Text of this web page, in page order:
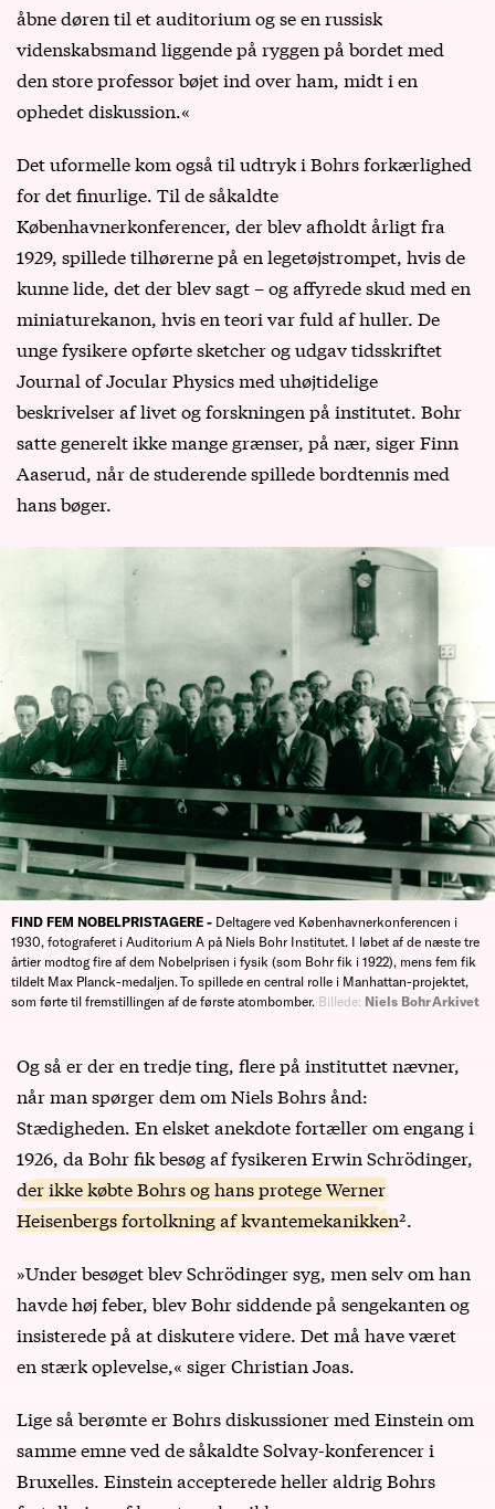
åbne døren til et auditorium og se en russisk
videnskabsmand liggende på ryggen på bordet med
den store professor bøjet ind over ham, midt i en
ophedet diskussion.«
Det uformelle kom også til udtryk i Bohrs forkærlighed
for det finurlige. Til de såkaldte
Københavnerkonferencer, der blev afholdt årligt fra
1929, spillede tilhørerne på en legetøjstrompet, hvis de
kunne lide, det der blev sagt – og affyrede skud med en
miniaturekanon, hvis en teori var fuld af huller. De
unge fysikere opførte sketcher og udgav tidsskriftet
Journal of Jocular Physics med uhøjtidelige
beskrivelser af livet og forskningen på institutet. Bohr
satte generelt ikke mange grænser, på nær, siger Finn
Aaserud, når de studerende spillede bordtennis med
hans bøger.
FIND FEM NOBELPRISTAGERE - Deltagere ved Københavnerkonferencen i
1930, fotograferet i Auditorium A på Niels Bohr Institutet. I løbet af de næste tre
årtier modtog fire af dem Nobelprisen i fysik (som Bohr fik i 1922), mens fem fik
tildelt Max Planck-medaljen. To spillede en central rolle i Manhattan-projektet,
som førte til fremstillingen af de første atombomber. Billede: Niels Bohr Arkivet
Og så er der en tredje ting, flere på instituttet nævner,
når man spørger dem om Niels Bohrs ånd:
Stædigheden. En elsket anekdote fortæller om engang i
1926, da Bohr fik besøg af fysikeren Erwin Schrödinger,
der ikke købte Bohrs og hans protege Werner
Heisenbergs fortolkning af kvantemekanikken².
»Under besøget blev Schrödinger syg, men selv om han
havde høj feber, blev Bohr siddende på sengekanten og
insisterede på at diskutere videre. Det må have været
en stærk oplevelse,« siger Christian Joas.
Lige så berømte er Bohrs diskussioner med Einstein om
samme emne ved de såkaldte Solvay-konferencer i
Bruxelles. Einstein accepterede heller aldrig Bohrs